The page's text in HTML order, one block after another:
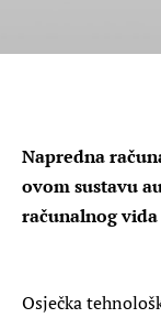
Napredna
ovom sustavu
računalnog vida
Osječka